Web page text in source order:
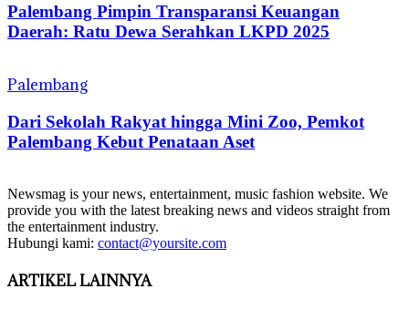
Palembang Pimpin Transparansi Keuangan
Daerah: Ratu Dewa Serahkan LKPD 2025
Palembang
Dari Sekolah Rakyat hingga Mini Zoo, Pemkot
Palembang Kebut Penataan Aset
Newsmag is your news, entertainment, music fashion website. We
provide you with the latest breaking news and videos straight from
the entertainment industry.
Hubungi kami: contact@yoursite.com
ARTIKEL LAINNYA